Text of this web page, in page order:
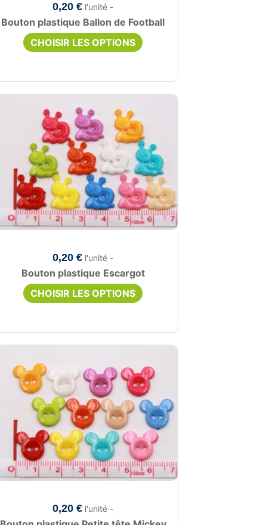
0,20 € l'unité -
Bouton plastique Ballon de Football
CHOISIR LES OPTIONS
0,20 € l'unité -
Bouton plastique Escargot
CHOISIR LES OPTIONS
0,20 € l'unité -